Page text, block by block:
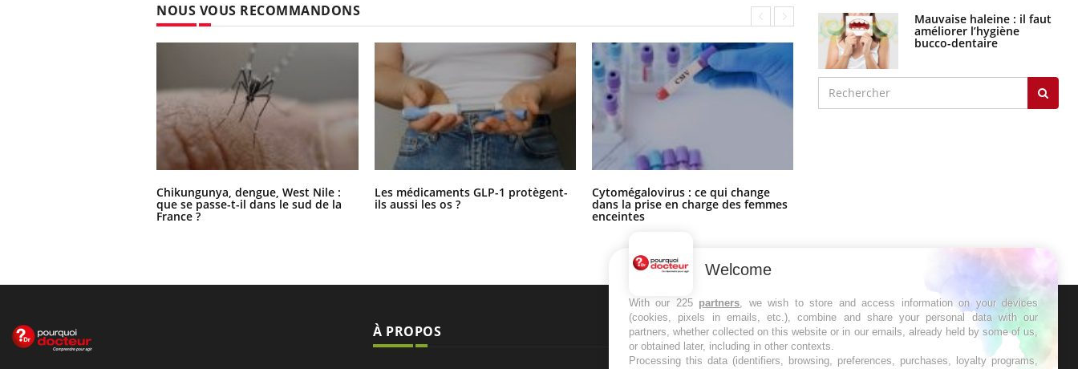
NOUS VOUS RECOMMANDONS
Chikungunya, dengue, West Nile :
que se passe-t-il dans le sud de la
France ?
Les médicaments GLP-1 protègent-
ils aussi les os ?
Cytomégalovirus : ce qui change
dans la prise en charge des femmes
enceintes
Mauvaise haleine : il faut
améliorer l’hygiène
bucco-dentaire
À PROPOS NEWSLETTER
Welcome
With our 225 partners, we wish to store and access information on your devices
(cookies, pixels in emails, etc.), combine and share your personal data with our
partners, whether collected on this website or in our emails, already held by some of us,
or obtained later, including in other contexts.
Processing this data (identifiers, browsing, preferences, purchases, loyalty programs,